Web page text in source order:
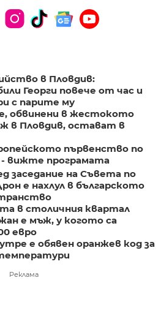
в Пловдив:
Георги повече от час и
с парите му
обвинени в жестокото
в Пловдив, остават в
първенство по
вижте програмата
заседание на Съвета по
е нахлул в българското
в столичния квартал
е мъж, у когото са
евро
е обявен оранжев код за
Реклама